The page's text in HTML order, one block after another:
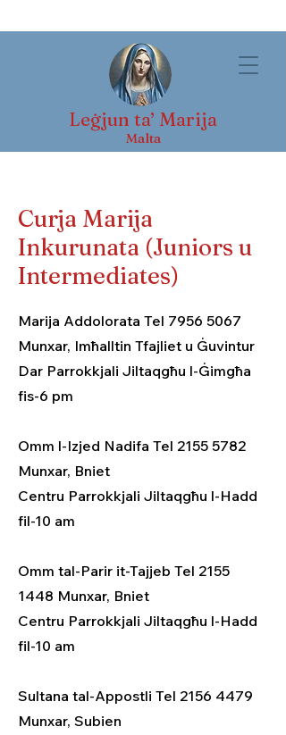
Leġjun ta’ Marija
Malta
Curja Marija
Inkurunata (Juniors u
Intermediates)
Marija Addolorata Tel 7956 5067
Munxar, Imħalltin Tfajliet u Ġuvintur
Dar Parrokkjali Jiltaqgħu l-Ġimgħa
fis-6 pm
Omm l-Izjed Nadifa Tel 2155 5782
Munxar, Bniet
Centru Parrokkjali Jiltaqgħu l-Hadd
fil-10 am
Omm tal-Parir it-Tajjeb Tel 2155
1448 Munxar, Bniet
Centru Parrokkjali Jiltaqgħu l-Hadd
fil-10 am
Sultana tal-Appostli Tel 2156 4479
Munxar, Subien